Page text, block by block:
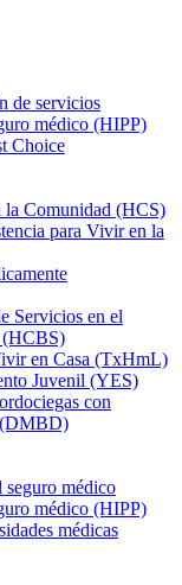
de servicios
médico (HIPP)
Choice
la Comunidad (HCS)
para Vivir en la
Servicios en el
(HCBS)
en Casa (TxHmL)
Juvenil (YES)
con
(DMBD)
seguro médico
médico (HIPP)
médicas